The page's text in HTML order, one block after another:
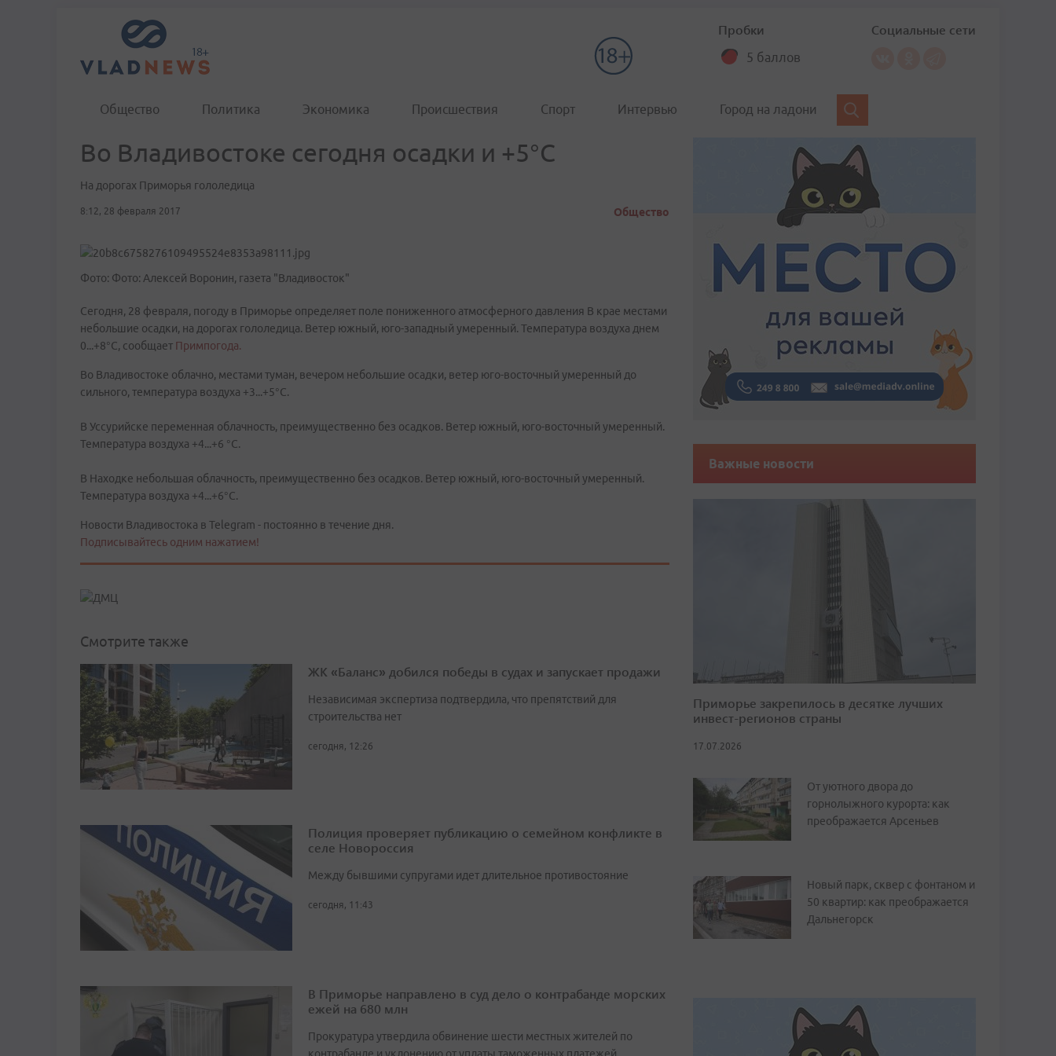
Пробки
5 баллов
Социальные сети
Общество Политика Экономика Происшествия Спорт Интервью Город на ладони
Во Владивостоке сегодня осадки и +5°C
На дорогах Приморья гололедица
8:12, 28 февраля 2017 Общество
Фото: Фото: Алексей Воронин, газета "Владивосток"
Сегодня, 28 февраля, погоду в Приморье определяет поле пониженного атмосферного давления В крае местами
небольшие осадки, на дорогах гололедица. Ветер южный, юго-западный умеренный. Температура воздуха днем
0...+8°C, сообщает Примпогода.
Во Владивостоке облачно, местами туман, вечером небольшие осадки, ветер юго-восточный умеренный до
сильного, температура воздуха +3...+5°C.
В Уссурийске переменная облачность, преимущественно без осадков. Ветер южный, юго-восточный умеренный.
Температура воздуха +4...+6 °C.
В Находке небольшая облачность, преимущественно без осадков. Ветер южный, юго-восточный умеренный.
Температура воздуха +4...+6°C.
Новости Владивостока в Telegram - постоянно в течение дня.
Подписывайтесь одним нажатием!
Смотрите также
ЖК «Баланс» добился победы в судах и запускает продажи
Независимая экспертиза подтвердила, что препятствий для
строительства нет
сегодня, 12:26
Полиция проверяет публикацию о семейном конфликте в
селе Новороссия
Между бывшими супругами идет длительное противостояние
сегодня, 11:43
В Приморье направлено в суд дело о контрабанде морских
ежей на 680 млн
Прокуратура утвердила обвинение шести местных жителей по
Важные новости
Приморье закрепилось в десятке лучших
инвест-регионов страны
17.07.2026
От уютного двора до
горнолыжного курорта: как
преображается Арсеньев
Новый парк, сквер с фонтаном и
50 квартир: как преображается
Дальнегорск